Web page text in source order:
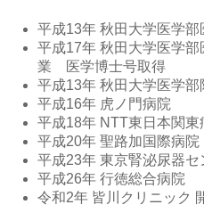
平成13年 秋田大学医学
平成17年 秋田大学医学
業 医学博士号取得
平成13年 秋田大学医学部
平成16年 虎ノ門病院
平成18年 NTT東日本関東
平成20年 聖路加国際病院
平成23年 東京腎泌尿器
平成26年 行徳総合病院
令和2年 皆川クリニック